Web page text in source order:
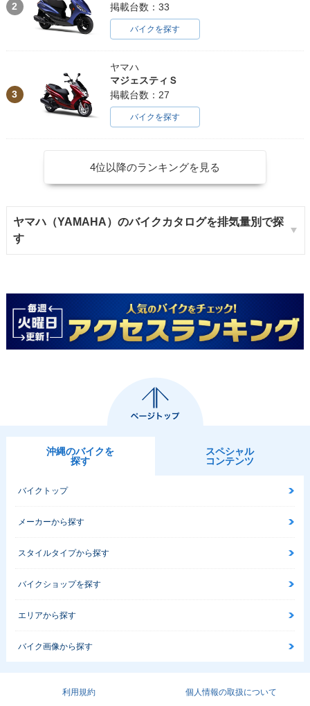
2
掲載台数：33
バイクを探す
3
ヤマハ
マジェスティＳ
掲載台数：27
バイクを探す
4位以降のランキングを見る
ヤマハ（YAMAHA）のバイクカタログを排気量別で探
す
沖縄のバイクを
探す
スペシャル
コンテンツ
バイクトップ
メーカーから探す
スタイルタイプから探す
バイクショップを探す
エリアから探す
バイク画像から探す
利用規約 個人情報の取扱について